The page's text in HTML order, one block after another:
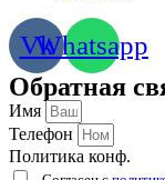
VkWhatsapp
Обратная
Имя
Телефон
Политика конф.